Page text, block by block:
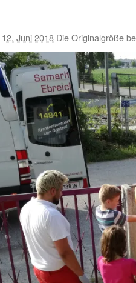
12. Juni 2018 Die Originalgröße